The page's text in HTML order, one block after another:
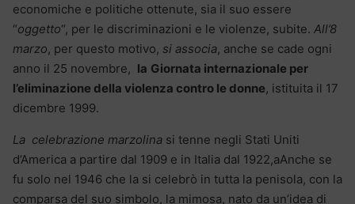
economiche e politiche ottenute, sia il suo essere
“oggetto“, per le discriminazioni e le violenze, subite. All’8
marzo, per questo motivo, si associa, anche se cade ogni
anno il 25 novembre, la Giornata internazionale per
l’eliminazione della violenza contro le donne, istituita il 17
dicembre 1999.
La celebrazione marzolina si tenne negli Stati Uniti
d’America a partire dal 1909 e in Italia dal 1922,aAnche se
fu solo nel 1946 che la si celebrò in tutta la penisola, con la
comparsa del suo simbolo, la mimosa, nato da un’idea di